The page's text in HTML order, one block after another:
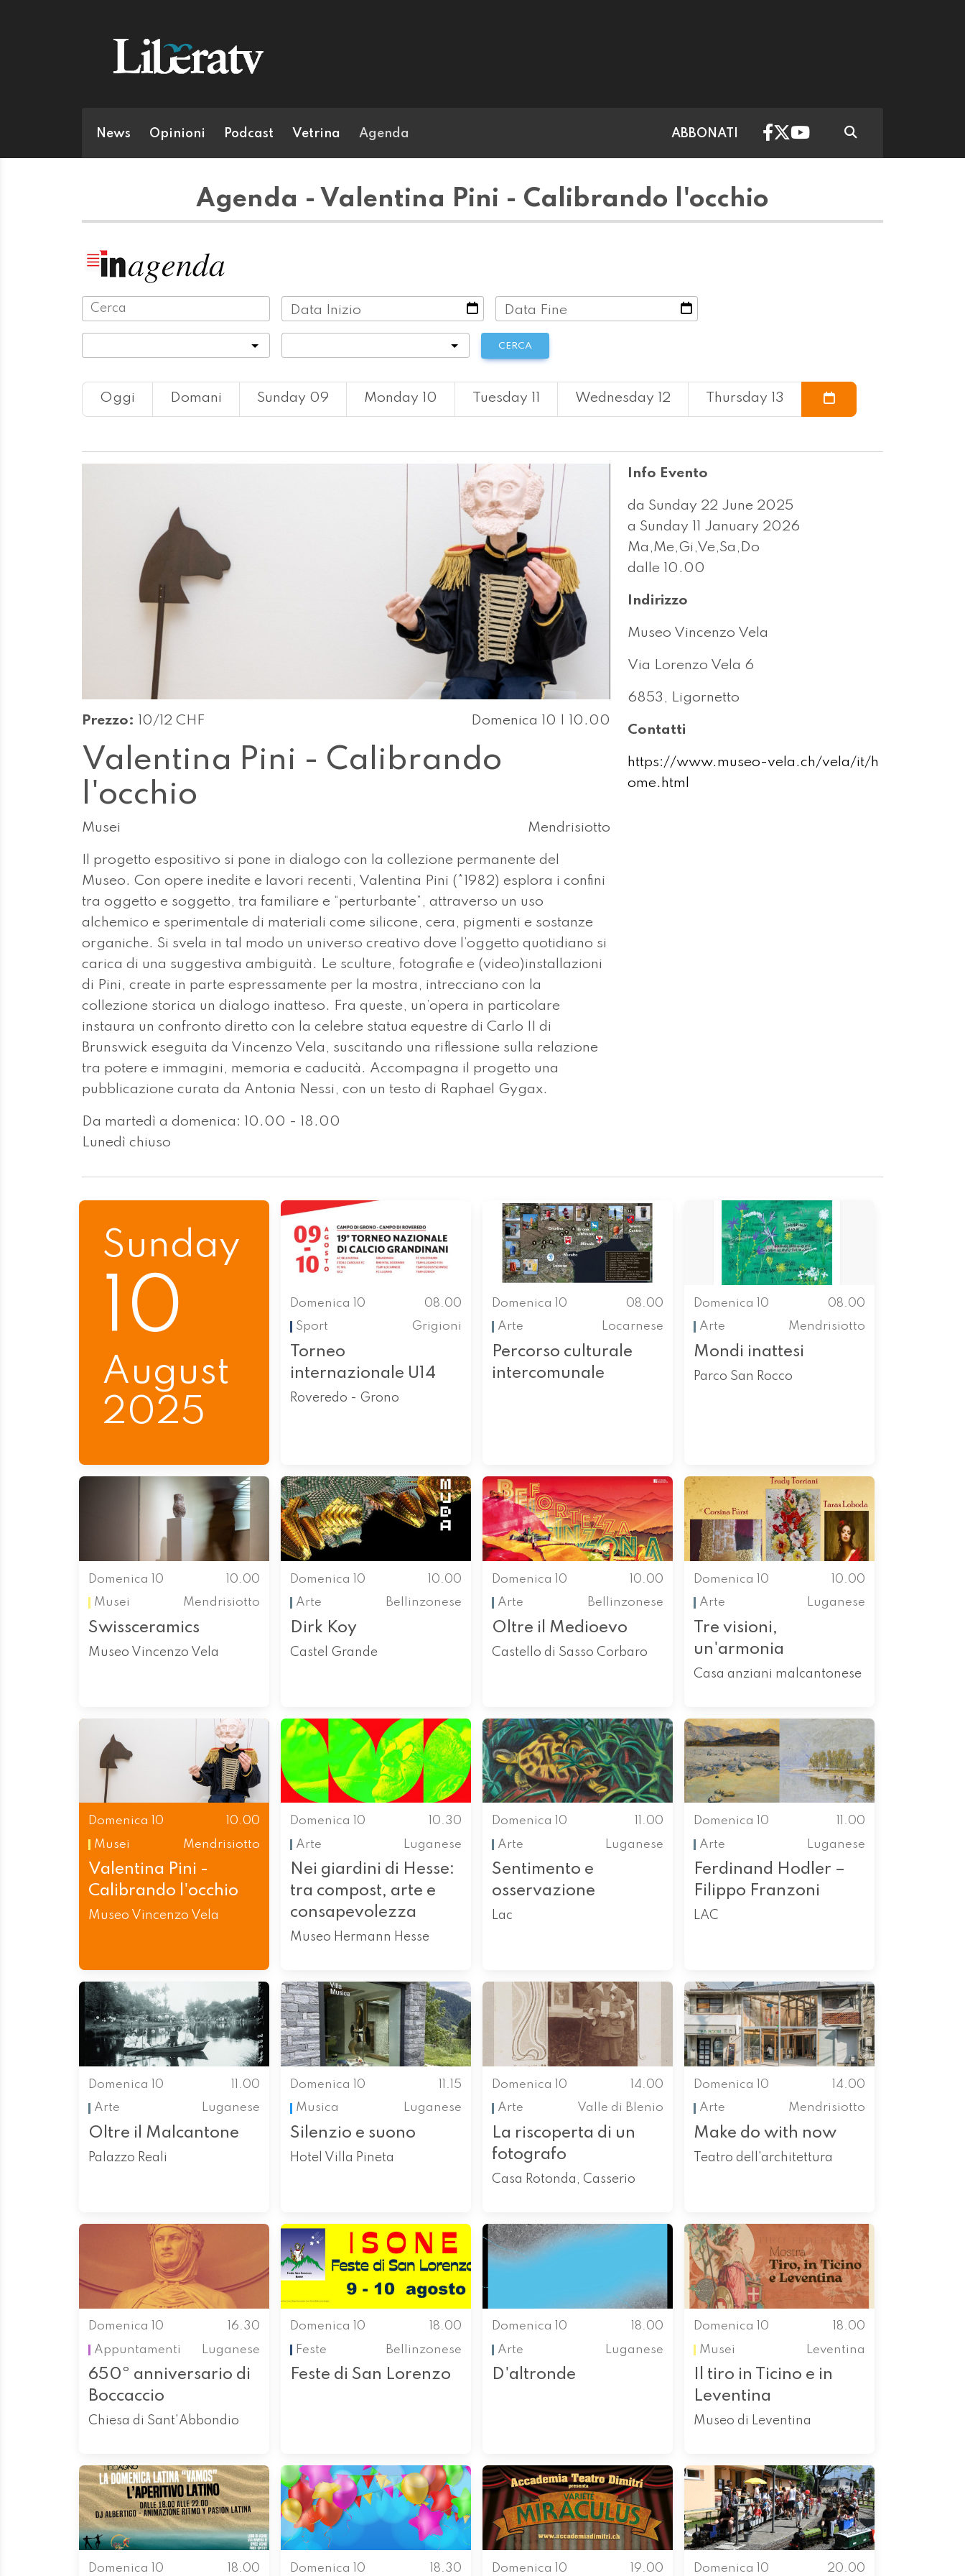
News Opinioni Podcast Vetrina Agenda ABBONATI
Agenda - Valentina Pini - Calibrando l'occhio
Data Inizio Data Fine
CERCA
Oggi Domani Sunday 09 Monday 10 Tuesday 11 Wednesday 12 Thursday 13
Prezzo: 10/12 CHF Domenica 10 | 10.00
Valentina Pini - Calibrando
l'occhio
Musei Mendrisiotto
Il progetto espositivo si pone in dialogo con la collezione permanente del
Museo. Con opere inedite e lavori recenti, Valentina Pini (*1982) esplora i confini
tra oggetto e soggetto, tra familiare e “perturbante”, attraverso un uso
alchemico e sperimentale di materiali come silicone, cera, pigmenti e sostanze
organiche. Si svela in tal modo un universo creativo dove l’oggetto quotidiano si
carica di una suggestiva ambiguità. Le sculture, fotografie e (video)installazioni
di Pini, create in parte espressamente per la mostra, intrecciano con la
collezione storica un dialogo inatteso. Fra queste, un’opera in particolare
instaura un confronto diretto con la celebre statua equestre di Carlo II di
Brunswick eseguita da Vincenzo Vela, suscitando una riflessione sulla relazione
tra potere e immagini, memoria e caducità. Accompagna il progetto una
pubblicazione curata da Antonia Nessi, con un testo di Raphael Gygax.
Da martedì a domenica: 10.00 - 18.00
Lunedì chiuso
Info Evento
da Sunday 22 June 2025
a Sunday 11 January 2026
Ma,Me,Gi,Ve,Sa,Do
dalle 10.00
Indirizzo
Museo Vincenzo Vela
Via Lorenzo Vela 6
6853, Ligornetto
Contatti
https://www.museo-vela.ch/vela/it/h
ome.html
Sunday
10
August
2025
Domenica 10
08.00
Sport
Grigioni
Torneo
internazionale U14
Roveredo - Grono
Domenica 10
08.00
Arte
Locarnese
Percorso culturale
intercomunale
Domenica 10
08.00
Arte
Mendrisiotto
Mondi inattesi
Parco San Rocco
Domenica 10
10.00
Musei
Mendrisiotto
Swissceramics
Museo Vincenzo Vela
Domenica 10
10.00
Arte
Bellinzonese
Dirk Koy
Castel Grande
Domenica 10
10.00
Arte
Bellinzonese
Oltre il Medioevo
Castello di Sasso Corbaro
Domenica 10
10.00
Arte
Luganese
Tre visioni,
un'armonia
Casa anziani malcantonese
Domenica 10
10.00
Musei
Mendrisiotto
Valentina Pini -
Calibrando l'occhio
Museo Vincenzo Vela
Domenica 10
10.30
Arte
Luganese
Nei giardini di Hesse:
tra compost, arte e
consapevolezza
Museo Hermann Hesse
Domenica 10
11.00
Arte
Luganese
Sentimento e
osservazione
Lac
Domenica 10
11.00
Arte
Luganese
Ferdinand Hodler –
Filippo Franzoni
LAC
Domenica 10
11.00
Arte
Luganese
Oltre il Malcantone
Palazzo Reali
Domenica 10
11.15
Musica
Luganese
Silenzio e suono
Hotel Villa Pineta
Domenica 10
14.00
Arte
Valle di Blenio
La riscoperta di un
fotografo
Casa Rotonda, Casserio
Domenica 10
14.00
Arte
Mendrisiotto
Make do with now
Teatro dell'architettura
Domenica 10
16.30
Appuntamenti
Luganese
650º anniversario di
Boccaccio
Chiesa di Sant'Abbondio
Domenica 10
18.00
Feste
Bellinzonese
Feste di San Lorenzo
Domenica 10
18.00
Arte
Luganese
D'altronde
Domenica 10
18.00
Musei
Leventina
Il tiro in Ticino e in
Leventina
Museo di Leventina
Domenica 10 18.00 Domenica 10 18.30 Domenica 10 19.00 Domenica 10 20.00